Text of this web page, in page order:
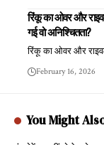
रिंकू का ओवर और
गई वो अनिश्चितता?
रिंकू का ओवर और
February 16, 2026
You Might